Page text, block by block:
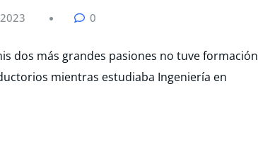
0
dos más grandes pasiones no tuve formación
mientras estudiaba Ingeniería en